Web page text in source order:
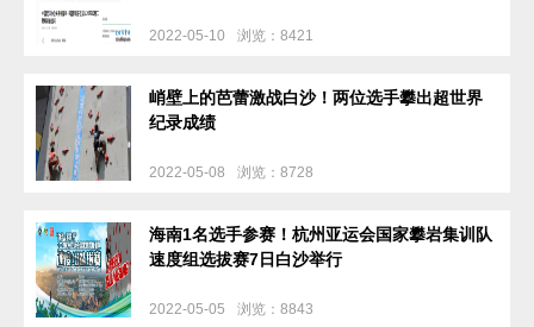
2022-05-10 浏览：8421
峭壁上的芭蕾激战白沙！两位选手攀出超世界
纪录成绩
2022-05-08 浏览：8728
海南1名选手参赛！杭州亚运会国家攀岩集训队
速度组选拔赛7日白沙举行
2022-05-05 浏览：8843